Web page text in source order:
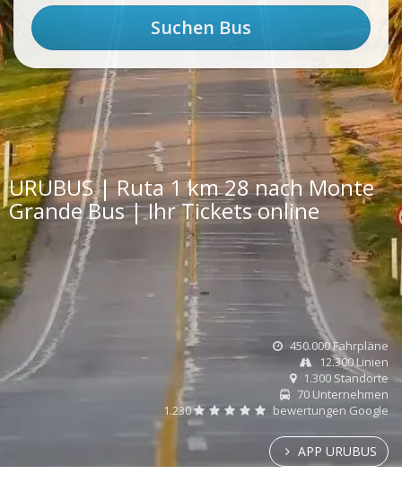
URUBUS | Ruta 1 km 28 nach Monte
Grande Bus | Ihr Tickets online
450.000 Fahrpläne
12.300 Linien
1.300 Standorte
70 Unternehmen
1.230
bewertungen Google
APP URUBUS